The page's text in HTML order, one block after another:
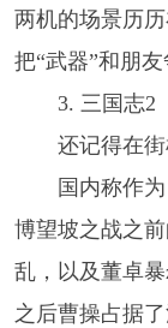
两机的场景历
把“武器”和朋
3. 三国志2
还记得在
国内称作
博望坡之战之
乱，以及董卓
之后曹操占据